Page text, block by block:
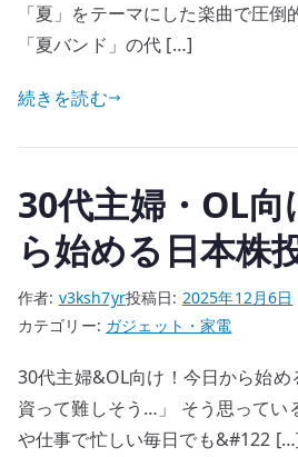
「夏」をテーマにした楽曲で圧倒
「夏バンド」の代 […]
続きを読む
30代主婦・OL
ら始める日本株
作者: v3ksh7yr投稿日: 2025年12月6日
カテゴリー: ガジェット・家電
30代主婦&OL向け！今日から始め
資って難しそう…」 そう思ってい
や仕事で忙しい毎日でも&#122